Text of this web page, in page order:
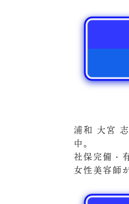
浦和 大宮
中。
社保完備・
女性美容師